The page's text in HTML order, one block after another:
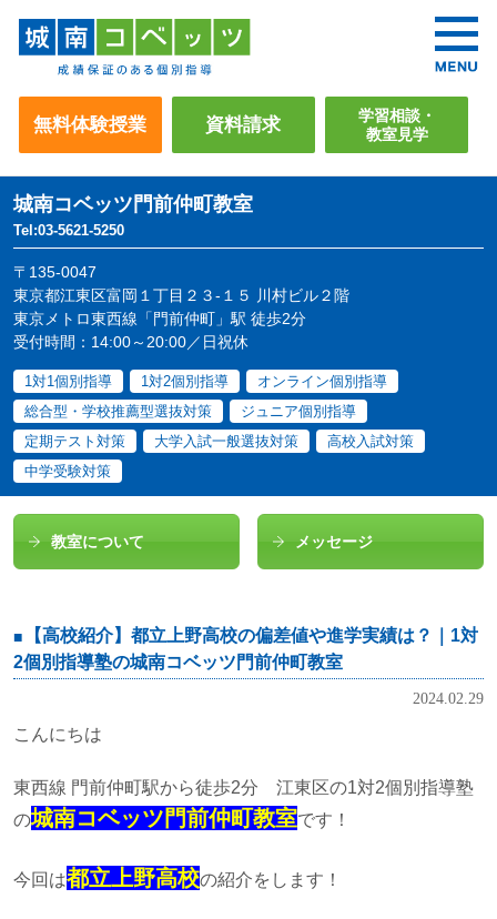
無料体験授業 資料請求
学習相談・
教室見学
城南コベッツ 門前仲町教室
Tel:03-5621-5250
〒135-0047
東京都江東区富岡１丁目２３-１５ 川村ビル２階
東京メトロ東西線「門前仲町」駅 徒歩2分
受付時間：14:00～20:00／日祝休
1対1個別指導 1対2個別指導
オンライン個別指導
総合型・学校推薦型選抜対策
ジュニア個別指導
定期テスト対策
大学入試一般選抜対策
高校入試対策
中学受験対策
教室について メッセージ
【高校紹介】都立上野高校の偏差値や進学実績は？｜1対
2個別指導塾の城南コベッツ門前仲町教室
2024.02.29
こんにちは
東西線 門前仲町駅から徒歩2分 江東区の1対2個別指導塾
の城南コベッツ門前仲町教室です！
今回は都立上野高校の紹介をします！